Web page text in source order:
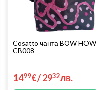
Cosatto чанта BOW HOW
CB008
1499€/2932лв.